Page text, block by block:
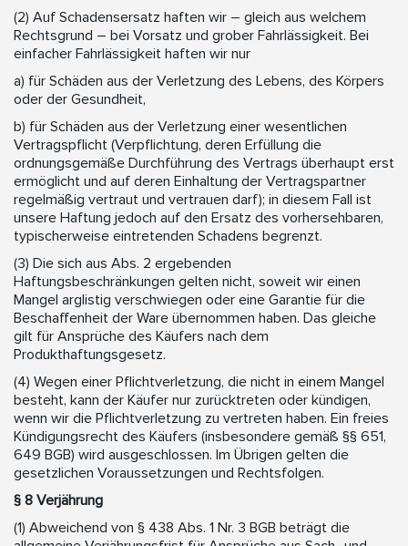
(2) Auf Schadensersatz haften wir – gleich aus welchem
Rechtsgrund – bei Vorsatz und grober Fahrlässigkeit. Bei
einfacher Fahrlässigkeit haften wir nur
a) für Schäden aus der Verletzung des Lebens, des Körpers
oder der Gesundheit,
b) für Schäden aus der Verletzung einer wesentlichen
Vertragspflicht (Verpflichtung, deren Erfüllung die
ordnungsgemäße Durchführung des Vertrags überhaupt erst
ermöglicht und auf deren Einhaltung der Vertragspartner
regelmäßig vertraut und vertrauen darf); in diesem Fall ist
unsere Haftung jedoch auf den Ersatz des vorhersehbaren,
typischerweise eintretenden Schadens begrenzt.
(3) Die sich aus Abs. 2 ergebenden
Haftungsbeschränkungen gelten nicht, soweit wir einen
Mangel arglistig verschwiegen oder eine Garantie für die
Beschaffenheit der Ware übernommen haben. Das gleiche
gilt für Ansprüche des Käufers nach dem
Produkthaftungsgesetz.
(4) Wegen einer Pflichtverletzung, die nicht in einem Mangel
besteht, kann der Käufer nur zurücktreten oder kündigen,
wenn wir die Pflichtverletzung zu vertreten haben. Ein freies
Kündigungsrecht des Käufers (insbesondere gemäß §§ 651,
649 BGB) wird ausgeschlossen. Im Übrigen gelten die
gesetzlichen Voraussetzungen und Rechtsfolgen.
§ 8 Verjährung
(1) Abweichend von § 438 Abs. 1 Nr. 3 BGB beträgt die